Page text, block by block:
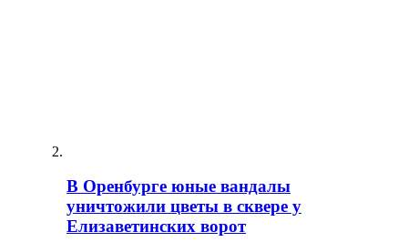
В Оренбурге юные вандалы
уничтожили цветы в сквере у
Елизаветинских ворот